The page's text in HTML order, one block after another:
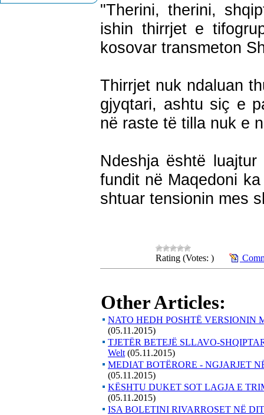
"Therini, therini,
ishin thirrjet e
kosovar transmeton
Thirrjet nuk ndaluan
gjyqtari, ashtu siç e
në raste të tilla nuk e
Ndeshja është
fundit në Maqedoni
shtuar tensionin mes
Rating (Votes: )
Other Articles:
NATO HEDH POSHTË VERSIONIN
(05.11.2015)
TJETËR BETEJË SLLAVO-
Welt (05.11.2015)
MEDIAT BOTËRORE - NGJARJET
(05.11.2015)
KËSHTU DUKET SOT LAGJA E
(05.11.2015)
ISA BOLETINI RIVARROSET NË